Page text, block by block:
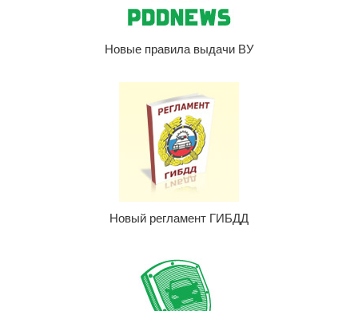
Новые правила выдачи ВУ
Новый регламент ГИБДД